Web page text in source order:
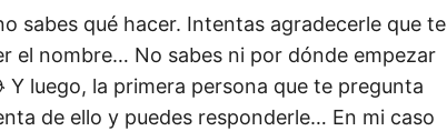
sabes qué hacer. Intentas agradecerle que te
el nombre… No sabes ni por dónde empezar
luego, la primera persona que te pregunta
de ello y puedes responderle… En mi caso